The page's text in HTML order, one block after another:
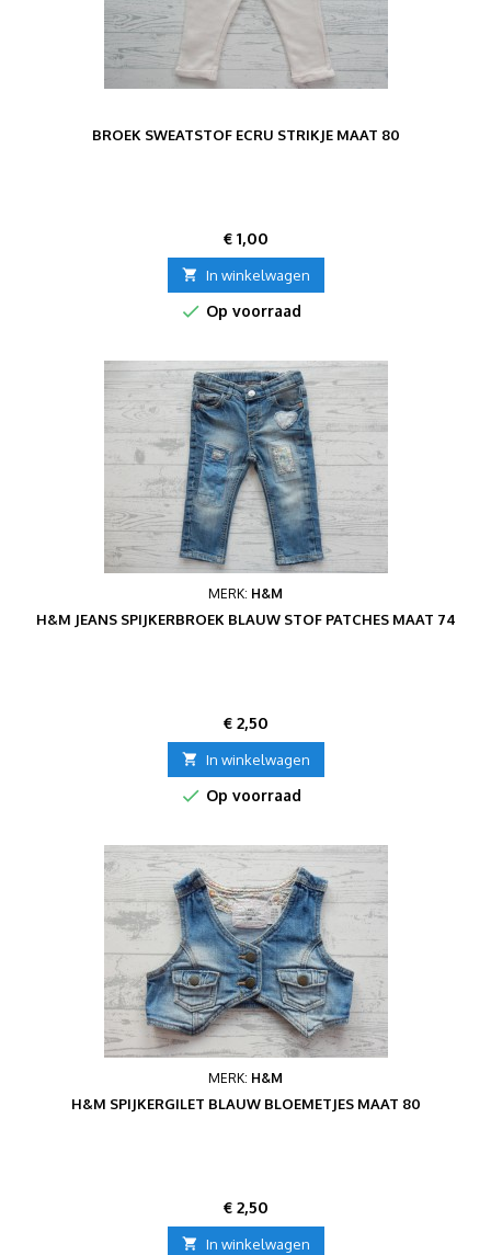
BROEK SWEATSTOF ECRU STRIKJE MAAT 80
Prijs
€ 1,00
 In winkelwagen
 Op voorraad
MERK: H&M
H&M JEANS SPIJKERBROEK BLAUW STOF PATCHES MAAT 74
Prijs
€ 2,50
 In winkelwagen
 Op voorraad
MERK: H&M
H&M SPIJKERGILET BLAUW BLOEMETJES MAAT 80
Prijs
€ 2,50
 In winkelwagen